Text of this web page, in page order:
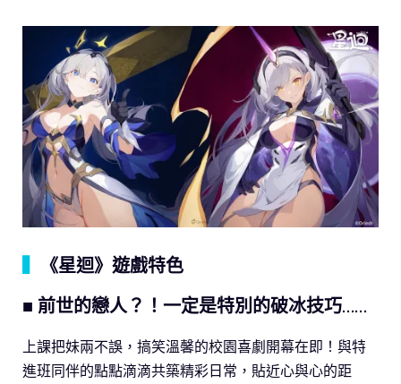
《星迴》遊戲特色
■ 前世的戀人？！一定是特別的破冰技巧……
上課把妹兩不誤，搞笑溫馨的校園喜劇開幕在即！與特
進班同伴的點點滴滴共築精彩日常，貼近心與心的距